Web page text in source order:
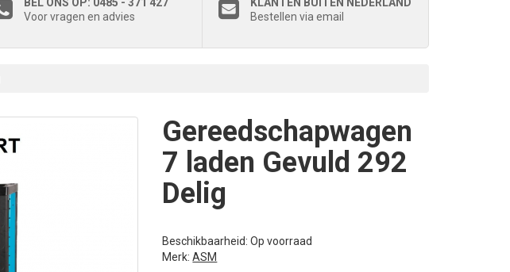
Voor vragen en advies
Bestellen via email
Gereedschapwagen
7 laden Gevuld 292
Delig
Beschikbaarheid: Op voorraad
Merk:ASM